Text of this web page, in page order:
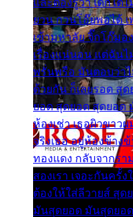
ยวน กวนโอ๊ยพอได้
เข้ามหาลัย จิ๊กโก๊มอ
เรื่องแน่นอน แต่ฉัน
พรั่นพรือ มันตอบว่าไ
ด้วยกัน ก็เลยรอด สุ
ยอด สุดยอด สุดยอด
ห้องเช่า เธอผิวขาว
จริงเธอ อยู่ห้องข้าง
ทองแดง กลับจากรา
สองเรา เจอะกันครั้
ต้องให้ใส่ลีวายส์ สุ
มันสุดยอด มันสุดยอ